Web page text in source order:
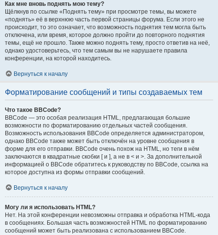
Как мне вновь поднять мою тему?
Щёлкнув по ссылке «Поднять тему» при просмотре темы, вы можете
«поднять» её в верхнюю часть первой страницы форума. Если этого не
происходит, то это означает, что возможность поднятия тем могла быть
отключена, или время, которое должно пройти до повторного поднятия
темы, ещё не прошло. Также можно поднять тему, просто ответив на неё,
однако удостоверьтесь, что тем самым вы не нарушаете правила
конференции, на которой находитесь.
Вернуться к началу
Форматирование сообщений и типы создаваемых тем
Что такое BBCode?
BBCode — это особая реализация HTML, предлагающая большие
возможности по форматированию отдельных частей сообщения.
Возможность использования BBCode определяется администратором,
однако BBCode также может быть отключён на уровне сообщения в
форме для его отправки. BBCode очень похож на HTML, но теги в нём
заключаются в квадратные скобки [ и ], а не в < и >. За дополнительной
информацией о BBCode обратитесь к руководству по BBCode, ссылка на
которое доступна из формы отправки сообщений.
Вернуться к началу
Могу ли я использовать HTML?
Нет. На этой конференции невозможны отправка и обработка HTML-кода
в сообщениях. Большая часть возможностей HTML по форматированию
сообщений может быть реализована с использованием BBCode.